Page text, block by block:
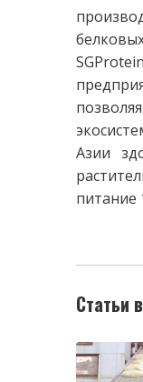
Азии
питание
Статьи